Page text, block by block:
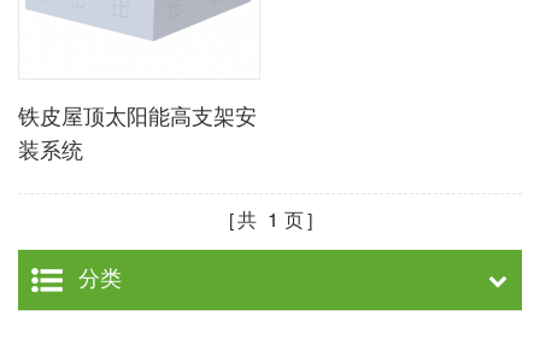
铁皮屋顶太阳能高支架安
装系统
共 1 页
分类